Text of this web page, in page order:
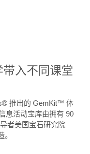
带入不同课堂
推出的 GemKit™ 体
息活动宝库由拥有 90
者美国宝石研究院